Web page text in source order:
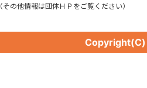
（その他情報は団体ＨＰをご覧ください）